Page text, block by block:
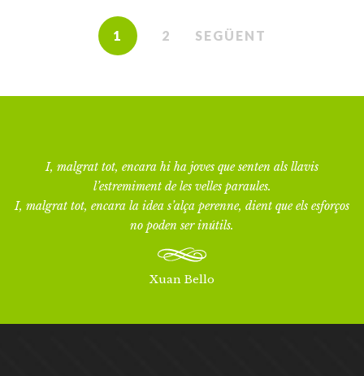
1 2 SEGÜENT
I, malgrat tot, encara hi ha joves que senten als llavis
l’estremiment de les velles paraules.
I, malgrat tot, encara la idea s’alça perenne, dient que els esforços
no poden ser inútils.
Xuan Bello